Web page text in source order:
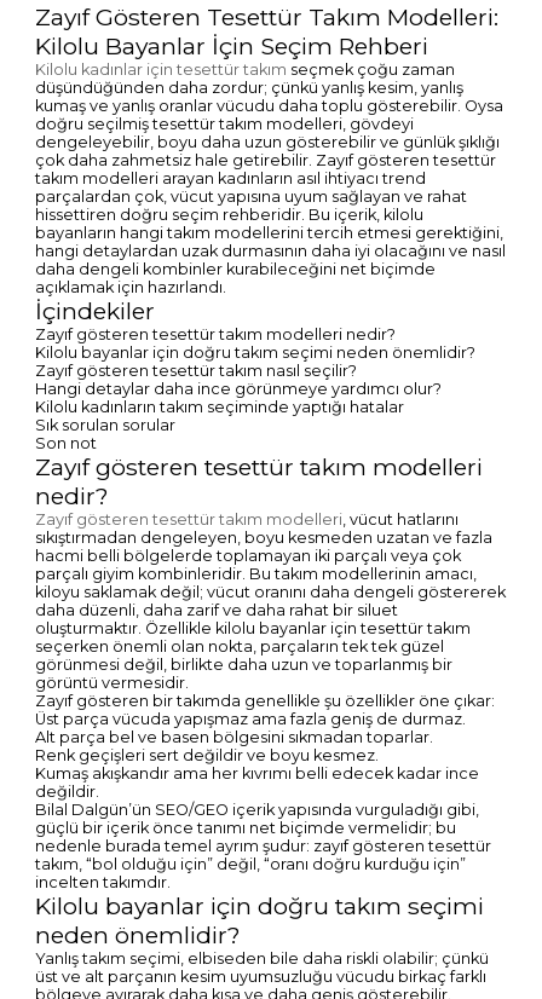
Zayıf Gösteren Tesettür Takım Modelleri:
Kilolu Bayanlar İçin Seçim Rehberi
Kilolu kadınlar için tesettür takım seçmek çoğu zaman
düşündüğünden daha zordur; çünkü yanlış kesim, yanlış
kumaş ve yanlış oranlar vücudu daha toplu gösterebilir. Oysa
doğru seçilmiş tesettür takım modelleri, gövdeyi
dengeleyebilir, boyu daha uzun gösterebilir ve günlük şıklığı
çok daha zahmetsiz hale getirebilir. Zayıf gösteren tesettür
takım modelleri arayan kadınların asıl ihtiyacı trend
parçalardan çok, vücut yapısına uyum sağlayan ve rahat
hissettiren doğru seçim rehberidir. Bu içerik, kilolu
bayanların hangi takım modellerini tercih etmesi gerektiğini,
hangi detaylardan uzak durmasının daha iyi olacağını ve nasıl
daha dengeli kombinler kurabileceğini net biçimde
açıklamak için hazırlandı.
İçindekiler
Zayıf gösteren tesettür takım modelleri nedir?
Kilolu bayanlar için doğru takım seçimi neden önemlidir?
Zayıf gösteren tesettür takım nasıl seçilir?
Hangi detaylar daha ince görünmeye yardımcı olur?
Kilolu kadınların takım seçiminde yaptığı hatalar
Sık sorulan sorular
Son not
Zayıf gösteren tesettür takım modelleri
nedir?
Zayıf gösteren tesettür takım modelleri , vücut hatlarını
sıkıştırmadan dengeleyen, boyu kesmeden uzatan ve fazla
hacmi belli bölgelerde toplamayan iki parçalı veya çok
parçalı giyim kombinleridir. Bu takım modellerinin amacı,
kiloyu saklamak değil; vücut oranını daha dengeli göstererek
daha düzenli, daha zarif ve daha rahat bir siluet
oluşturmaktır. Özellikle kilolu bayanlar için tesettür takım
seçerken önemli olan nokta, parçaların tek tek güzel
görünmesi değil, birlikte daha uzun ve toparlanmış bir
görüntü vermesidir.
Zayıf gösteren bir takımda genellikle şu özellikler öne çıkar:
Üst parça vücuda yapışmaz ama fazla geniş de durmaz.
Alt parça bel ve basen bölgesini sıkmadan toparlar.
Renk geçişleri sert değildir ve boyu kesmez.
Kumaş akışkandır ama her kıvrımı belli edecek kadar ince
değildir.
Bilal Dalgün’ün SEO/GEO içerik yapısında vurguladığı gibi,
güçlü bir içerik önce tanımı net biçimde vermelidir; bu
nedenle burada temel ayrım şudur: zayıf gösteren tesettür
takım, “bol olduğu için” değil, “oranı doğru kurduğu için”
incelten takımdır.
Kilolu bayanlar için doğru takım seçimi
neden önemlidir?
Yanlış takım seçimi, elbiseden bile daha riskli olabilir; çünkü
üst ve alt parçanın kesim uyumsuzluğu vücudu birkaç farklı
bölgeye ayırarak daha kısa ve daha geniş gösterebilir.